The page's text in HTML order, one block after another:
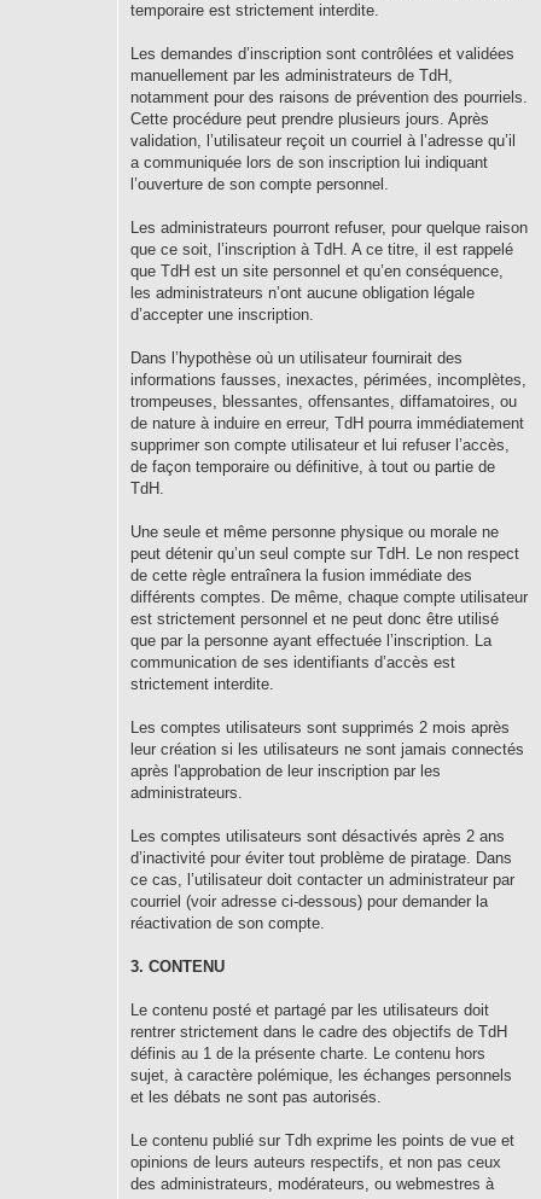
temporaire est strictement interdite.
Les demandes d’inscription sont contrôlées et validées
manuellement par les administrateurs de TdH,
notamment pour des raisons de prévention des pourriels.
Cette procédure peut prendre plusieurs jours. Après
validation, l’utilisateur reçoit un courriel à l’adresse qu’il
a communiquée lors de son inscription lui indiquant
l’ouverture de son compte personnel.
Les administrateurs pourront refuser, pour quelque raison
que ce soit, l’inscription à TdH. A ce titre, il est rappelé
que TdH est un site personnel et qu’en conséquence,
les administrateurs n’ont aucune obligation légale
d’accepter une inscription.
Dans l’hypothèse où un utilisateur fournirait des
informations fausses, inexactes, périmées, incomplètes,
trompeuses, blessantes, offensantes, diffamatoires, ou
de nature à induire en erreur, TdH pourra immédiatement
supprimer son compte utilisateur et lui refuser l’accès,
de façon temporaire ou définitive, à tout ou partie de
TdH.
Une seule et même personne physique ou morale ne
peut détenir qu’un seul compte sur TdH. Le non respect
de cette règle entraînera la fusion immédiate des
différents comptes. De même, chaque compte utilisateur
est strictement personnel et ne peut donc être utilisé
que par la personne ayant effectuée l’inscription. La
communication de ses identifiants d’accès est
strictement interdite.
Les comptes utilisateurs sont supprimés 2 mois après
leur création si les utilisateurs ne sont jamais connectés
après l'approbation de leur inscription par les
administrateurs.
Les comptes utilisateurs sont désactivés après 2 ans
d’inactivité pour éviter tout problème de piratage. Dans
ce cas, l’utilisateur doit contacter un administrateur par
courriel (voir adresse ci-dessous) pour demander la
réactivation de son compte.
3. CONTENU
Le contenu posté et partagé par les utilisateurs doit
rentrer strictement dans le cadre des objectifs de TdH
définis au 1 de la présente charte. Le contenu hors
sujet, à caractère polémique, les échanges personnels
et les débats ne sont pas autorisés.
Le contenu publié sur Tdh exprime les points de vue et
opinions de leurs auteurs respectifs, et non pas ceux
des administrateurs, modérateurs, ou webmestres à